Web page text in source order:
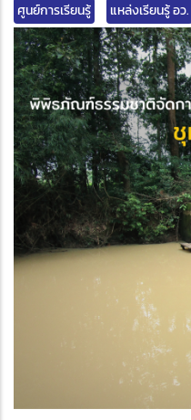
ศูนย์การเรียนรู้ แหล่งเรียนรู้ อว.